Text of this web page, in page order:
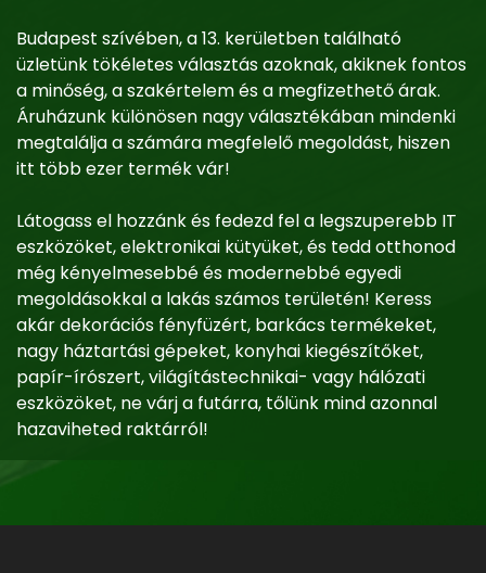
Budapest szívében, a 13. kerületben található
üzletünk tökéletes választás azoknak, akiknek fontos
a minőség, a szakértelem és a megfizethető árak.
Áruházunk különösen nagy választékában mindenki
megtalálja a számára megfelelő megoldást, hiszen
itt több ezer termék vár!
Látogass el hozzánk és fedezd fel a legszuperebb IT
eszközöket, elektronikai kütyüket, és tedd otthonod
még kényelmesebbé és modernebbé egyedi
megoldásokkal a lakás számos területén! Keress
akár dekorációs fényfüzért, barkács termékeket,
nagy háztartási gépeket, konyhai kiegészítőket,
papír-írószert, világítástechnikai- vagy hálózati
eszközöket, ne várj a futárra, tőlünk mind azonnal
hazaviheted raktárról!